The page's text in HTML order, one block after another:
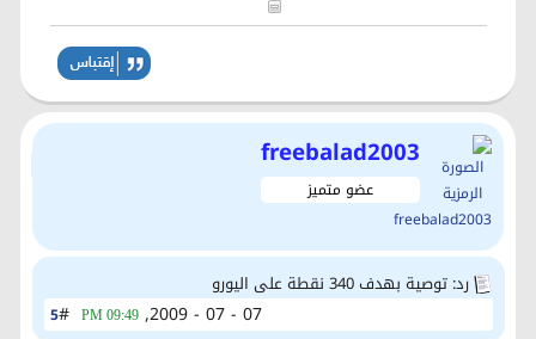
freebalad2003
عضو متميز
رد: توصية بهدف 340 نقطة على اليورو
5# 07 - 07 - 2009,
09:49 PM